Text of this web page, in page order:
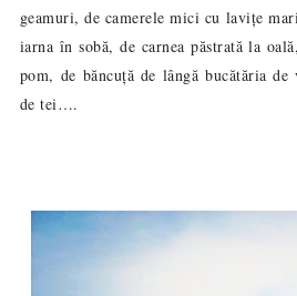
geamuri, de camerele mici cu lavițe
iarna în sobă, de carnea păstrată la
pom, de băncuță de lângă bucătăria
de tei….